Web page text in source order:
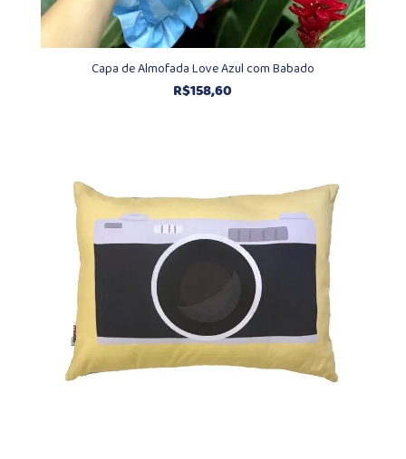
Capa de Almofada Love Azul com Babado
R$158,60